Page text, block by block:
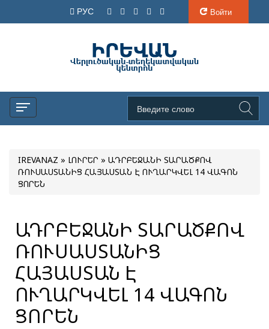
РУС Войти
IREVANAZ » ԼՈՒՐԵՐ » ԱԴՐԲԵՋԱՆԻ ՏԱՐԱԾՔՈՎ
ՌՈՒՍԱՍՏԱՆԻՑ ՀԱՅԱՍՏԱՆ Է ՈՒՂԱՐԿՎԵԼ 14 ՎԱԳՈՆ
ՑՈՐԵՆ
ԱԴՐԲԵՋԱՆԻ ՏԱՐԱԾՔՈՎ
ՌՈՒՍԱՍՏԱՆԻՑ
ՀԱՅԱՍՏԱՆ Է
ՈՒՂԱՐԿՎԵԼ 14 ՎԱԳՈՆ
ՑՈՐԵՆ